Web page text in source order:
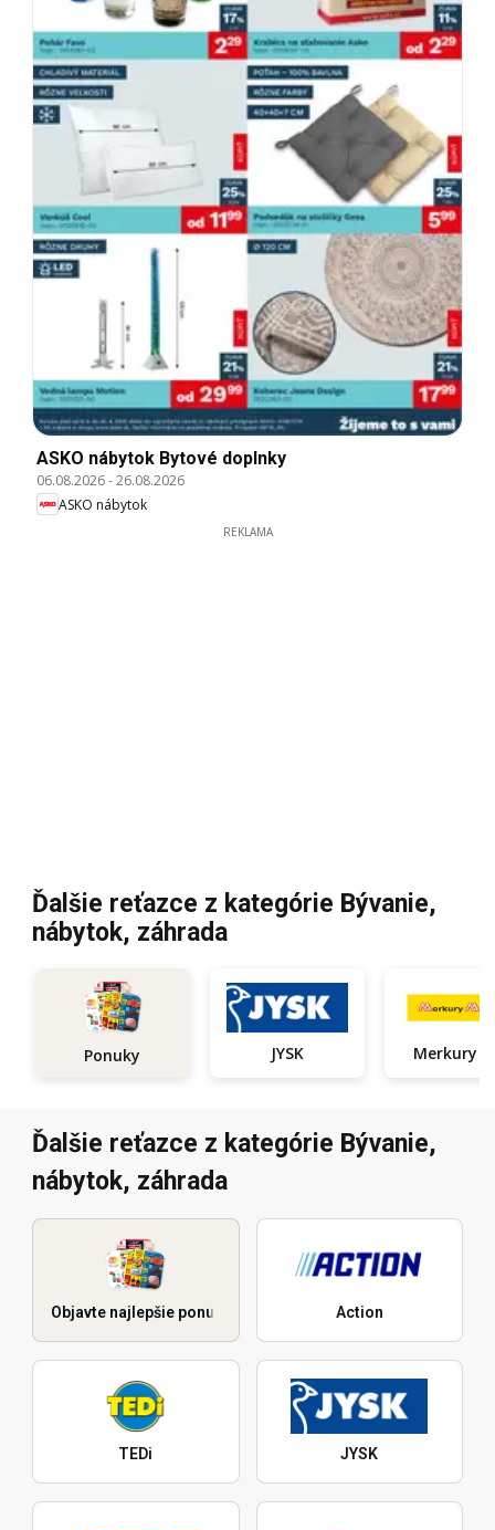
ASKO nábytok Bytové doplnky
06.08.2026-26.08.2026
ASKO nábytok
REKLAMA
Ďalšie reťazce z kategórie Bývanie,
nábytok, záhrada
Ponuky JYSK
Ďalšie reťazce z kategórie Bývanie,
nábytok, záhrada
Objavte najlepšie ponuky Action
TEDi JYSK